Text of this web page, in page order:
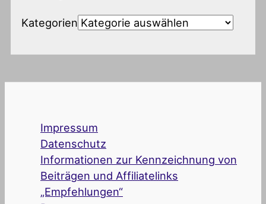
Kategorien
Impressum
Datenschutz
Informationen zur Kennzeichnung von
Beiträgen und Affiliatelinks
„Empfehlungen“